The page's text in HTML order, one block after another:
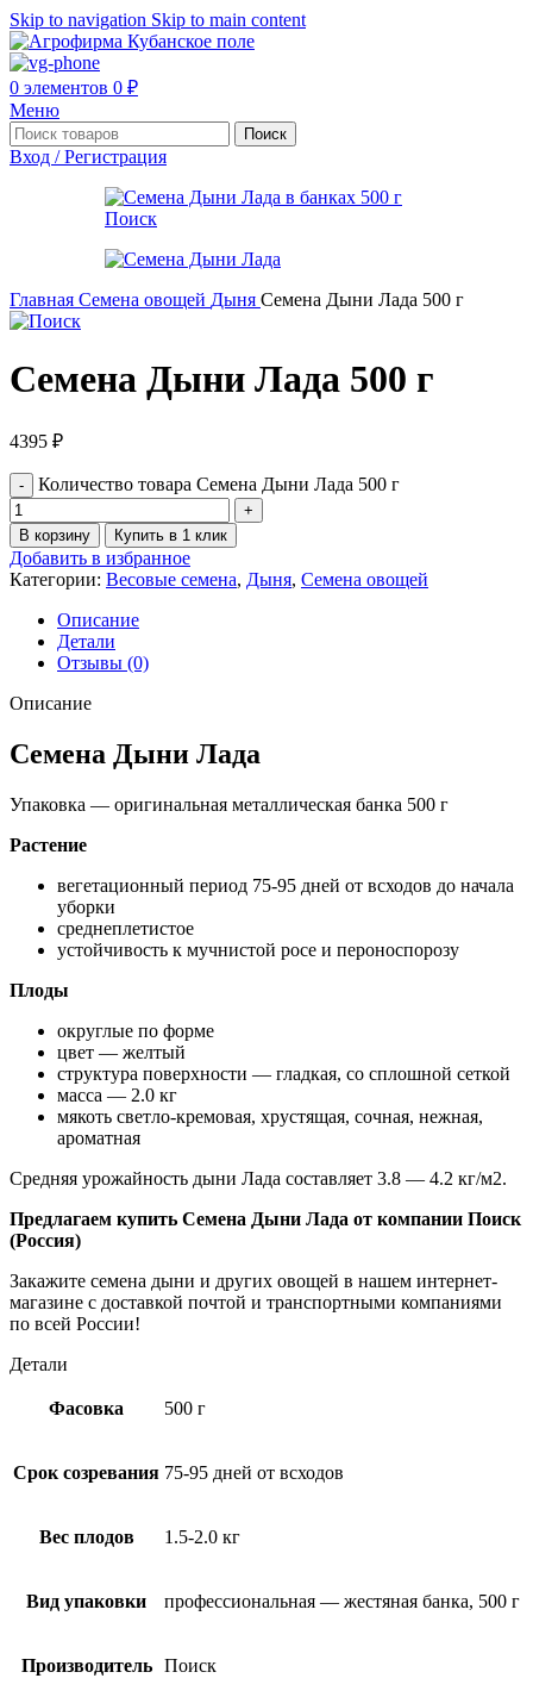
Skip to navigation Skip to main content
0 элементов 0 ₽
Меню
Поиск
Вход / Регистрация
Главная Семена овощей Дыня Семена Дыни Лада 500 г
Семена Дыни Лада 500 г
4395 ₽
Количество товара Семена Дыни Лада 500 г
В корзину Купить в 1 клик
Добавить в избранное
Категории: Весовые семена, Дыня, Семена овощей
Описание
Детали
Отзывы (0)
Описание
Семена Дыни Лада
Упаковка — оригинальная металлическая банка 500 г
Растение
вегетационный период 75-95 дней от всходов до начала
уборки
среднеплетистое
устойчивость к мучнистой росе и пероноспорозу
Плоды
округлые по форме
цвет — желтый
структура поверхности — гладкая, со сплошной сеткой
масса — 2.0 кг
мякоть светло-кремовая, хрустящая, сочная, нежная,
ароматная
Средняя урожайность дыни Лада составляет 3.8 — 4.2 кг/м2.
Предлагаем купить Семена Дыни Лада от компании Поиск
(Россия)
Закажите семена дыни и других овощей в нашем интернет-
магазине с доставкой почтой и транспортными компаниями
по всей России!
Детали
Фасовка 500 г
Срок созревания 75-95 дней от всходов
Вес плодов 1.5-2.0 кг
Вид упаковки профессиональная — жестяная банка, 500 г
Производитель Поиск